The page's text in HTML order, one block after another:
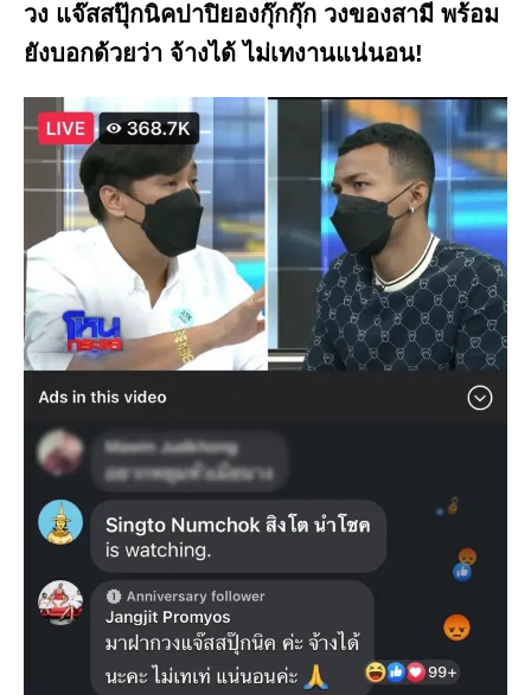
วง แจ๊สสปุ๊กนิคปาปิยองกุ๊กกุ๊ก วงของสามี พร้อม
ยังบอกด้วยว่า จ้างได้ ไม่เทงานแน่นอน!